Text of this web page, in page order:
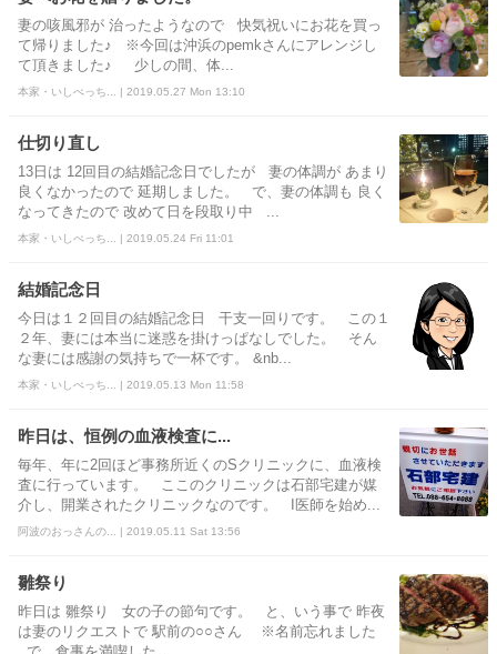
妻の咳風邪が 治ったようなので 快気祝いにお花を買っ
て帰りました♪ ※今回は沖浜のpemkさんにアレンジし
て頂きました♪ 少しの間、体...
本家・いしべっち... | 2019.05.27 Mon 13:10
仕切り直し
13日は 12回目の結婚記念日でしたが 妻の体調が あまり
良くなかったので 延期しました。 で、妻の体調も 良く
なってきたので 改めて日を段取り中 ...
本家・いしべっち... | 2019.05.24 Fri 11:01
結婚記念日
今日は１２回目の結婚記念日 干支一回りです。 この１
２年、妻には本当に迷惑を掛けっぱなしでした。 そん
な妻には感謝の気持ちで一杯です。 &nb...
本家・いしべっち... | 2019.05.13 Mon 11:58
昨日は、恒例の血液検査に...
毎年、年に2回ほど事務所近くのSクリニックに、血液検
査に行っています。 ここのクリニックは石部宅建が媒
介し、開業されたクリニックなのです。 I医師を始め...
阿波のおっさんの... | 2019.05.11 Sat 13:56
雛祭り
昨日は 雛祭り 女の子の節句です。 と、いう事で 昨夜
は妻のリクエストで 駅前の○○さん ※名前忘れました